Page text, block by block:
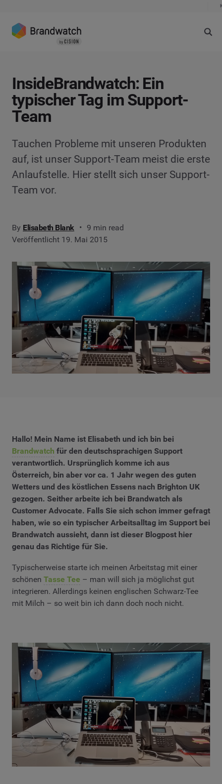
InsideBrandwatch: Ein
typischer Tag im Support-
Team
Tauchen Probleme mit unseren Produkten
auf, ist unser Support-Team meist die erste
Anlaufstelle. Hier stellt sich unser Support-
Team vor.
By Elisabeth Blank
9 min read
Veröffentlicht 19. Mai 2015
Hallo! Mein Name ist Elisabeth und ich bin bei
Brandwatch für den deutschsprachigen Support
verantwortlich. Ursprünglich komme ich aus
Österreich, bin aber vor ca. 1 Jahr wegen des guten
Wetters und des köstlichen Essens nach Brighton UK
gezogen. Seither arbeite ich bei Brandwatch als
Customer Advocate. Falls Sie sich schon immer gefragt
haben, wie so ein typischer Arbeitsalltag im Support bei
Brandwatch aussieht, dann ist dieser Blogpost hier
genau das Richtige für Sie.
Typischerweise starte ich meinen Arbeitstag mit einer
schönen Tasse Tee – man will sich ja möglichst gut
integrieren. Allerdings keinen englischen Schwarz-Tee
mit Milch – so weit bin ich dann doch noch nicht.